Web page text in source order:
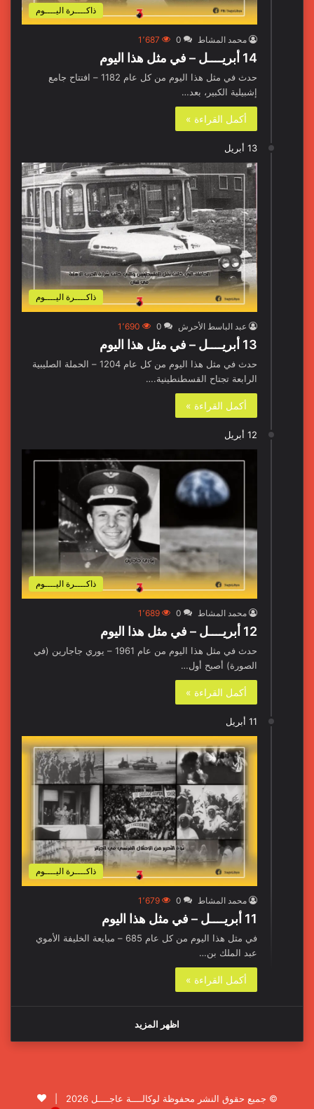
ذاكــــرة اليــــوم
محمد المشاط 0 1٬687
14 أبريــــل – في مثل هذا اليوم
حدث في مثل هذا اليوم من كل عام 1182 – افتتاح جامع
إشبيلية الكبير، بعد…
أكمل القراءة »
13 أبريل
ذاكــــرة اليــــوم
عبد الباسط الأحرش 0 1٬690
13 أبريــــل – في مثل هذا اليوم
حدث في مثل هذا اليوم من كل عام 1204 – الحملة الصليبية
الرابعة تجتاح القسطنطينية.…
أكمل القراءة »
12 أبريل
ذاكــــرة اليــــوم
محمد المشاط 0 1٬689
12 أبريــــل – في مثل هذا اليوم
حدث في مثل هذا اليوم من عام 1961 – يوري جاجارين (في
الصورة) أصبح أول…
أكمل القراءة »
11 أبريل
ذاكــــرة اليــــوم
محمد المشاط 0 1٬679
11 أبريــــل – في مثل هذا اليوم
في مثل هذا اليوم من كل عام 685 – مبايعة الخليفة الأموي
عبد الملك بن…
أكمل القراءة »
اظهر المزيد
© جميع حقوق النشر محفوظة لوكالــــة عاجــــل 2026 |